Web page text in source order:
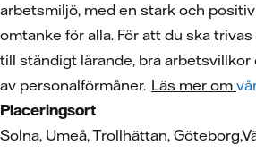
arbetsmiljö, med en stark och
omtanke för alla. För att du ska
till ständigt lärande, bra
av personalförmåner. Läs mer om
Placeringsort
Solna, Umeå, Trollhättan,